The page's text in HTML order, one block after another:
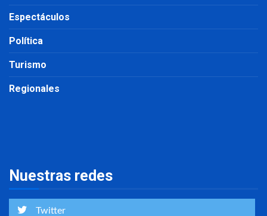
Espectáculos
Política
Turismo
Regionales
Nuestras redes
Twitter